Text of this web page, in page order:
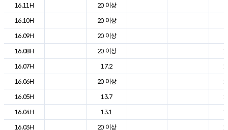
16.11H
20 이상
16.10H
20 이상
16.09H
20 이상
16.08H
20 이상
16.07H
17.2
16.06H
20 이상
16.05H
13.7
16.04H
13.1
16.03H
20 이상